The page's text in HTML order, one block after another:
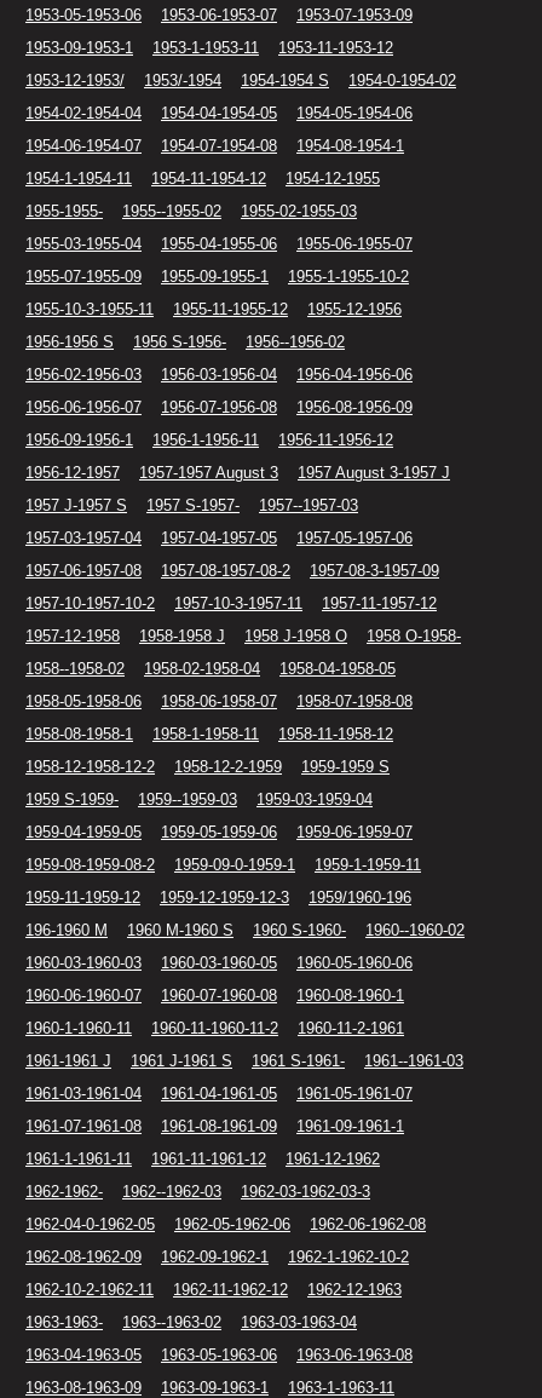
1953-05-1953-06 1953-06-1953-07
1953-07-1953-09
1953-09-1953-1
1953-1-1953-11
1953-11-1953-12
1953-12-1953/
1953/-1954 1954-1954 S
1954-0-1954-02
1954-02-1954-04
1954-04-1954-05
1954-05-1954-06
1954-06-1954-07
1954-07-1954-08
1954-08-1954-1
1954-1-1954-11
1954-11-1954-12
1954-12-1955
1955-1955-
1955--1955-02
1955-02-1955-03
1955-03-1955-04
1955-04-1955-06
1955-06-1955-07
1955-07-1955-09
1955-09-1955-1
1955-1-1955-10-2
1955-10-3-1955-11
1955-11-1955-12
1955-12-1956
1956-1956 S
1956 S-1956-
1956--1956-02
1956-02-1956-03
1956-03-1956-04
1956-04-1956-06
1956-06-1956-07
1956-07-1956-08
1956-08-1956-09
1956-09-1956-1
1956-1-1956-11
1956-11-1956-12
1956-12-1957
1957-1957 August 3
1957 August 3-1957 J
1957 J-1957 S
1957 S-1957-
1957--1957-03
1957-03-1957-04
1957-04-1957-05
1957-05-1957-06
1957-06-1957-08
1957-08-1957-08-2
1957-08-3-1957-09
1957-10-1957-10-2
1957-10-3-1957-11
1957-11-1957-12
1957-12-1958
1958-1958 J 1958 J-1958 O
1958 O-1958-
1958--1958-02
1958-02-1958-04
1958-04-1958-05
1958-05-1958-06
1958-06-1958-07
1958-07-1958-08
1958-08-1958-1
1958-1-1958-11
1958-11-1958-12
1958-12-1958-12-2
1958-12-2-1959
1959-1959 S
1959 S-1959-
1959--1959-03
1959-03-1959-04
1959-04-1959-05
1959-05-1959-06
1959-06-1959-07
1959-08-1959-08-2
1959-09-0-1959-1
1959-1-1959-11
1959-11-1959-12
1959-12-1959-12-3
1959/1960-196
196-1960 M
1960 M-1960 S 1960 S-1960-
1960--1960-02
1960-03-1960-03
1960-03-1960-05
1960-05-1960-06
1960-06-1960-07
1960-07-1960-08
1960-08-1960-1
1960-1-1960-11
1960-11-1960-11-2
1960-11-2-1961
1961-1961 J
1961 J-1961 S 1961 S-1961-
1961--1961-03
1961-03-1961-04
1961-04-1961-05
1961-05-1961-07
1961-07-1961-08
1961-08-1961-09
1961-09-1961-1
1961-1-1961-11
1961-11-1961-12
1961-12-1962
1962-1962-
1962--1962-03
1962-03-1962-03-3
1962-04-0-1962-05
1962-05-1962-06
1962-06-1962-08
1962-08-1962-09
1962-09-1962-1
1962-1-1962-10-2
1962-10-2-1962-11
1962-11-1962-12
1962-12-1963
1963-1963-
1963--1963-02
1963-03-1963-04
1963-04-1963-05
1963-05-1963-06
1963-06-1963-08
1963-08-1963-09
1963-09-1963-1
1963-1-1963-11